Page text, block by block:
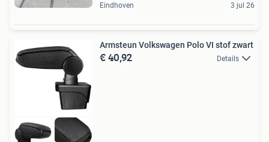
Eindhoven 3 jul 26
Armsteun Volkswagen Polo VI stof zwart
€ 40,92 Details